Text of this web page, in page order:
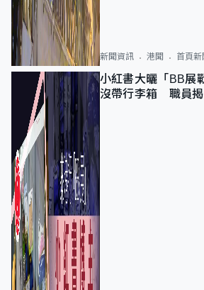
新聞資訊 港聞 首頁新
小紅書大曬「BB
沒帶行李箱 職員揭